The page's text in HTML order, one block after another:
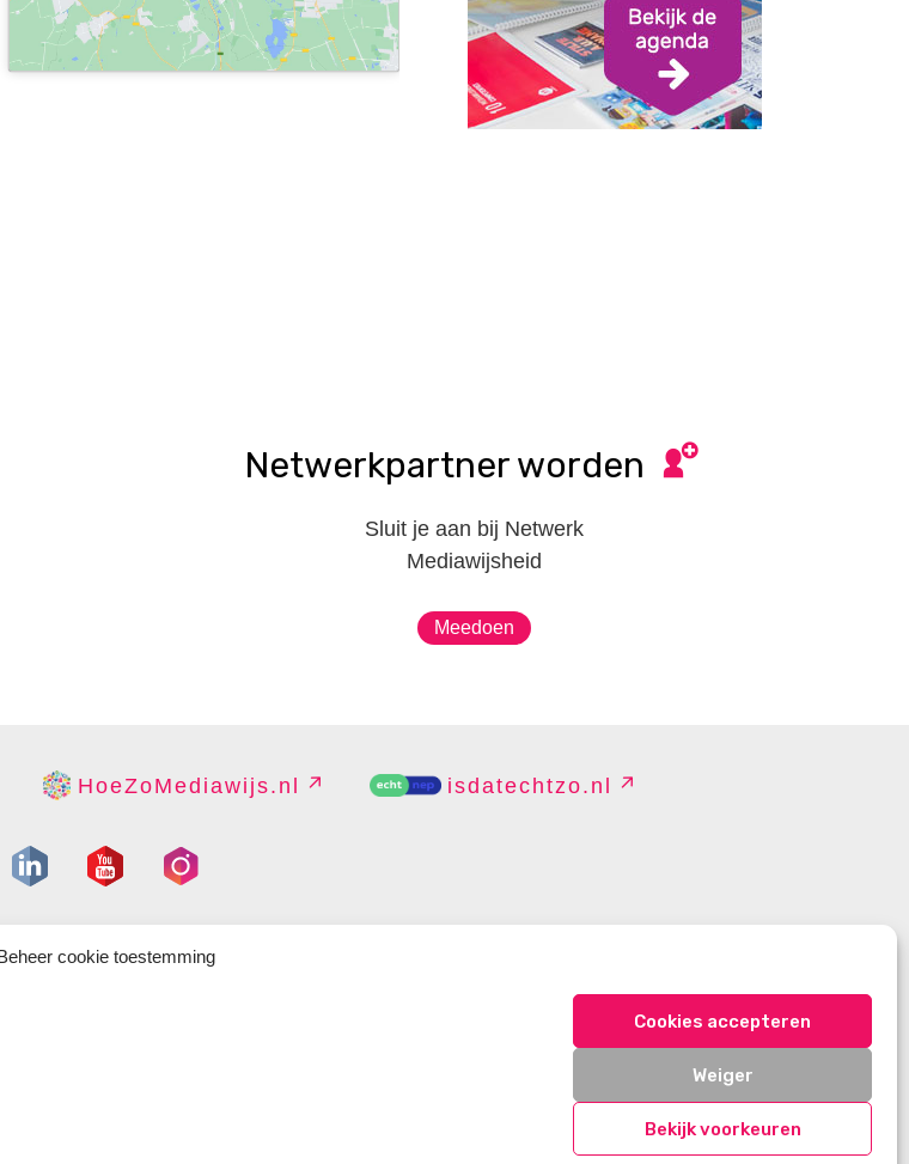
cookie toestemming
Cookies accepteren
Weiger
Bekijk voorkeuren
Netwerkpartner worden
Sluit je aan bij Netwerk
Mediawijsheid
Meedoen
HoeZoMediawijs.nl isdatechtzo.nl